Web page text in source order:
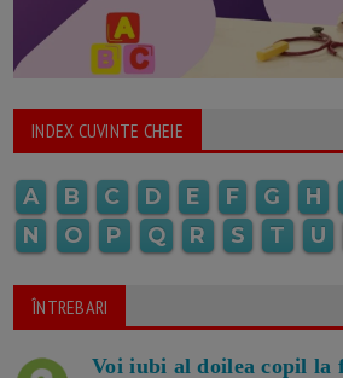
INDEX CUVINTE CHEIE
A B C D E F G H
N
O P Q R S T U
ÎNTREBARI
Voi iubi al doilea copil la